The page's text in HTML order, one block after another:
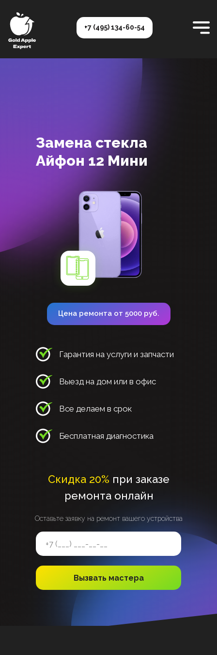
+7 (495) 134-60-54
Замена стекла
Айфон 12 Мини
Гарантия на услуги и запчасти
Выезд на дом или в офис
Все делаем в срок
Бесплатная диагностика
Скидка 20% при заказе
ремонта онлайн
Оставьте заявку на ремонт вашего устройства
Вызвать мастера
Цена ремонта от 5000 руб.